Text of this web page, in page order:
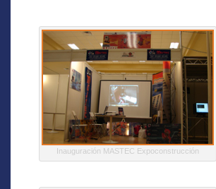
Inauguración MASTEC Expoconstrucción